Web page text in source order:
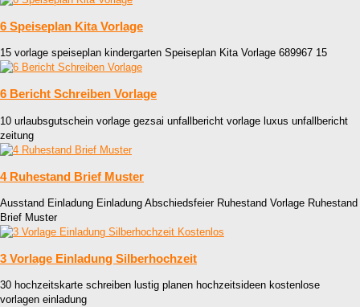
6 Speiseplan Kita Vorlage
15 vorlage speiseplan kindergarten Speiseplan Kita Vorlage 689967 15
6 Bericht Schreiben Vorlage
10 urlaubsgutschein vorlage gezsai unfallbericht vorlage luxus unfallbericht
zeitung
4 Ruhestand Brief Muster
Ausstand Einladung Einladung Abschiedsfeier Ruhestand Vorlage Ruhestand
Brief Muster
3 Vorlage Einladung Silberhochzeit
30 hochzeitskarte schreiben lustig planen hochzeitsideen kostenlose
vorlagen einladung